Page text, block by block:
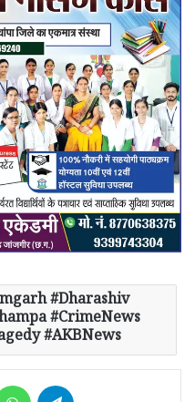
#Dharashiv
#CrimeNews
#AKBNews
WhatsApp